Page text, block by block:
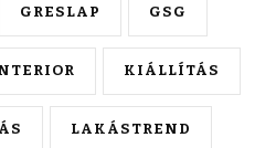
GRESLAP GSG
KIÁLLÍTÁS
LAKÁSTREND